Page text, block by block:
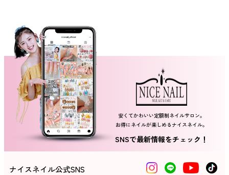
安くてかわいい定額制ネイルサロン。
お得にネイルが楽しめるナイスネイル。
SNSで最新情報をチェック！
ナイスネイル公式SNS